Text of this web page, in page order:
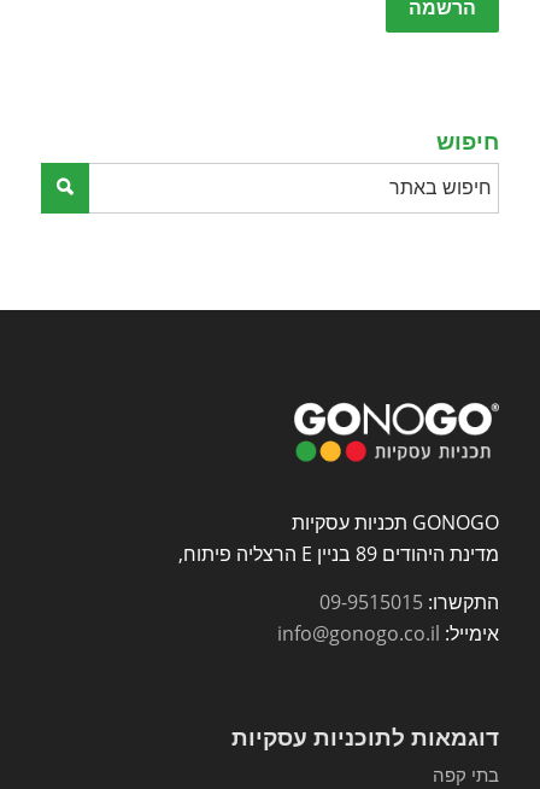
leave
חיפוש
GONOGO תכניות עסקיות
מדינת היהודים 89 בניין E הרצליה פיתוח,
התקשרו: 09-9515015
אימייל: info@gonogo.co.il
דוגמאות לתוכניות עסקיות
בתי קפה